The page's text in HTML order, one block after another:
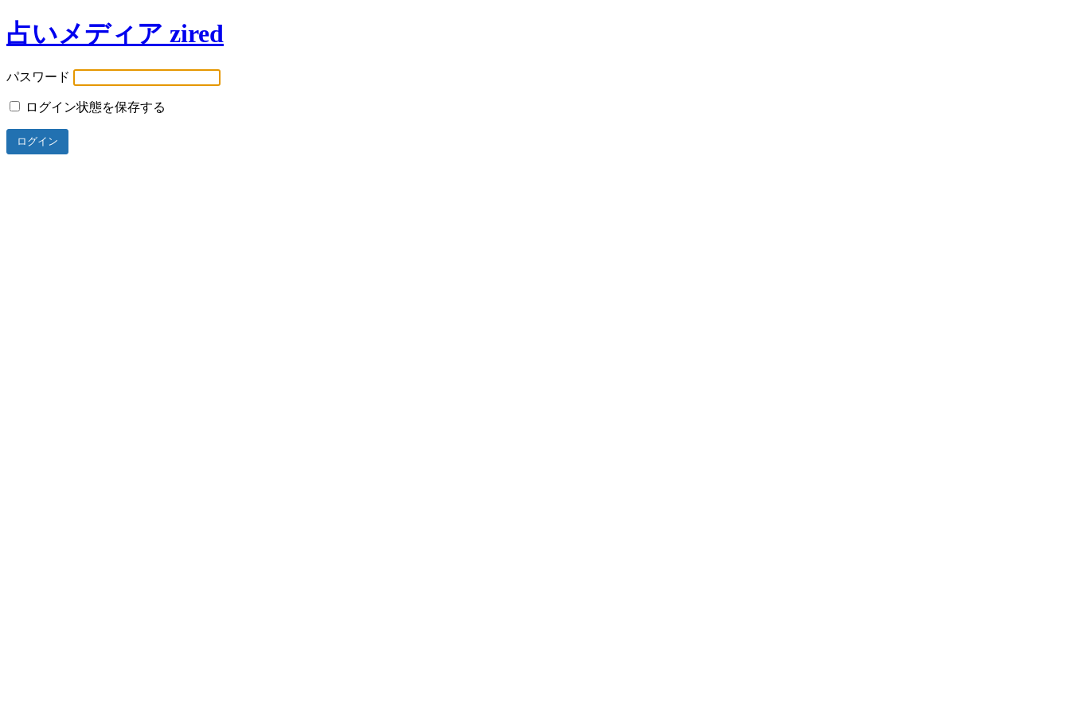
占いメディア zired
パスワード
ログイン状態を保存する